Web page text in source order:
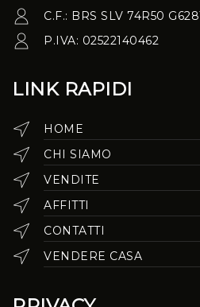
C.F.: BRS SLV 74R50
P.IVA: 02522140462
LINK RAPIDI
HOME
CHI SIAMO
VENDITE
AFFITTI
CONTATTI
VENDERE CASA